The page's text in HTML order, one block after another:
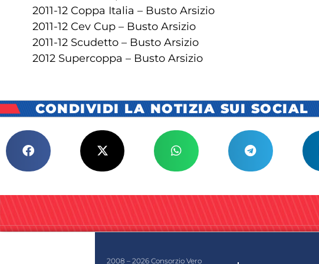
2011-12 Coppa Italia – Busto Arsizio
2011-12 Cev Cup – Busto Arsizio
2011-12 Scudetto – Busto Arsizio
2012 Supercoppa – Busto Arsizio
CONDIVIDI LA NOTIZIA SUI SOCIAL
2008 – 2026 Consorzio Vero